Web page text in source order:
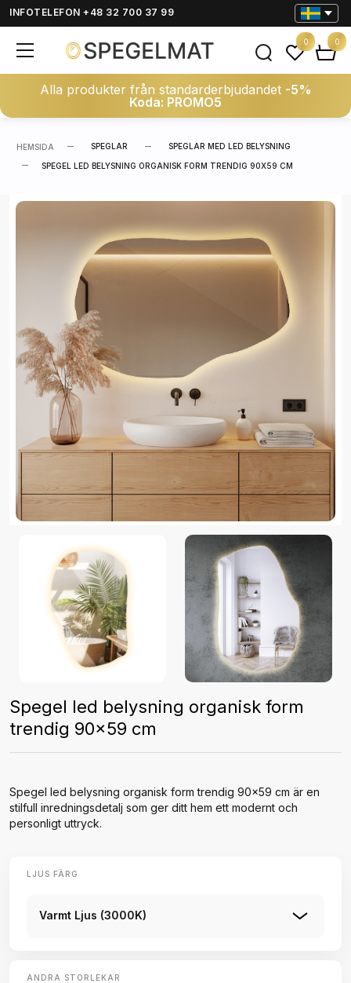
INFOTELEFON +48 32 700 37 99
Alla produkter från standarderbjudandet -5%
Koda: PROMO5
0 0
HEMSIDA SPEGLAR SPEGLAR MED LED BELYSNING
SPEGEL LED BELYSNING ORGANISK FORM TRENDIG 90X59 CM
Spegel led belysning organisk form
trendig 90x59 cm
Spegel led belysning organisk form trendig 90x59 cm är en
stilfull inredningsdetalj som ger ditt hem ett modernt och
personligt uttryck.
LJUS FÄRG
Varmt Ljus (3000K)
ANDRA STORLEKAR